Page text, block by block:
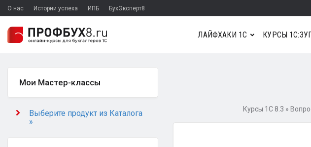
О нас Истории успеха ИПБ БухЭксперт8
ЛАЙФХАКИ 1С КУРСЫ
Курсы 1С 8.3 »
Мои Мастер-классы
Выберите продукт из Каталога
»